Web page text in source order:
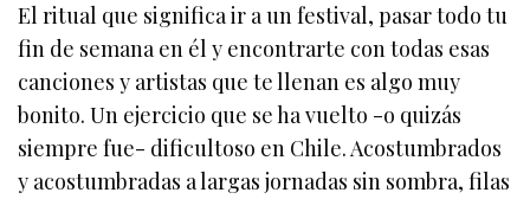
El ritual que significa ir a un festival, pasar todo tu
fin de semana en él y encontrarte con todas esas
canciones y artistas que te llenan es algo muy
bonito. Un ejercicio que se ha vuelto -o quizás
siempre fue- dificultoso en Chile. Acostumbrados
y acostumbradas a largas jornadas sin sombra, filas